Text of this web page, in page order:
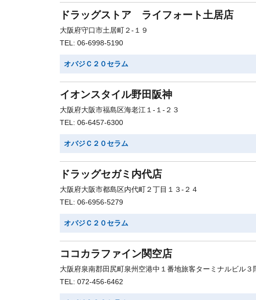
ドラッグストア ライフォート土居店
大阪府守口市土居町２-１９
TEL: 06-6998-5190
オバジＣ２０セラム
イオンスタイル野田阪神
大阪府大阪市福島区海老江１-１-２３
TEL: 06-6457-6300
オバジＣ２０セラム
ドラッグセガミ内代店
大阪府大阪市都島区内代町２丁目１３-２４
TEL: 06-6956-5279
オバジＣ２０セラム
ココカラファイン関空店
大阪府泉南郡田尻町泉州空港中１番地旅客ターミナルビル３
TEL: 072-456-6462